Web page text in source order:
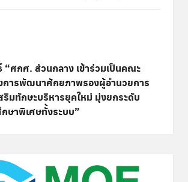
“ศกศ. ส่วนกลาง เข้าร่วมเป็นคณะ
การพัฒนาศักยภาพรองผู้อำนวยการ
ริมทักษะบริหารยุคใหม่ มุ่งยกระดับ
ษาพิเศษทั้งระบบ”